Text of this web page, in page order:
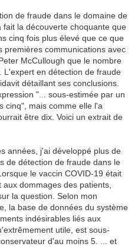
de fraude dans le domaine de
la découverte choquante que
cinq fois plus élevé que ce que
premières communications avec
McCullough que le nombre
L'expert en détection de fraude
détaillant ses conclusions.
"... sous-estimée par un
cinq", mais comme elle l'a
être dix. Voici un extrait de
années, j'ai développé plus de
de détection de fraude dans le
le vaccin COVID-19 était
dommages des patients,
la question. Selon mon
la base de données du système
indésirables liés aux
utile, est sous-
d'au moins 5. ... et